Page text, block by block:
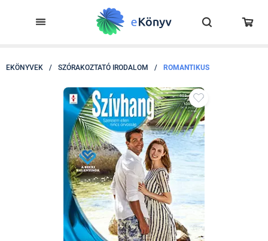
EKÖNYVEK / SZÓRAKOZTATÓ IRODALOM / ROMANTIKUS